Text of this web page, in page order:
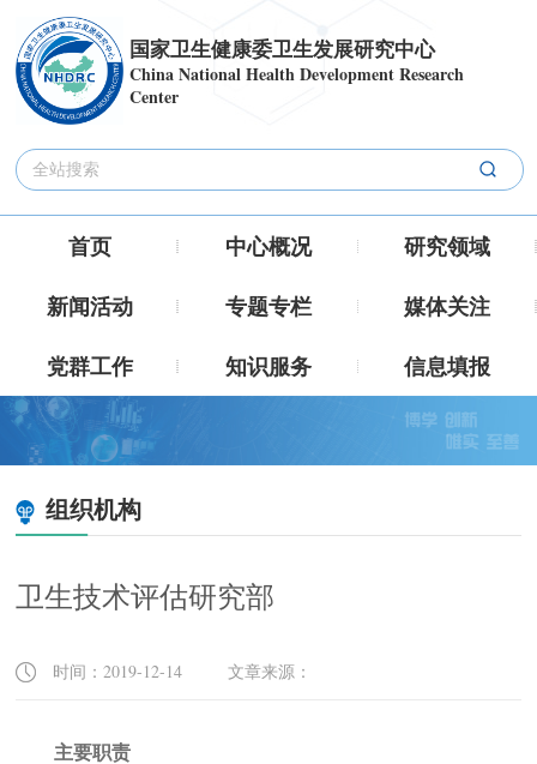
国家卫生健康委卫生发展研究中心
China National Health Development Research
Center
首页 中心概况
研究领域
新闻活动
专题专栏
媒体关注
党群工作
知识服务 信息填报
组织机构
卫生技术评估研究部
时间：2019-12-14 文章来源：
主要职责